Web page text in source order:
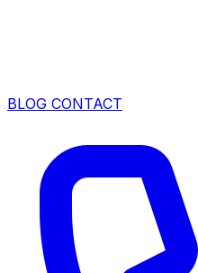
BLOG CONTACT